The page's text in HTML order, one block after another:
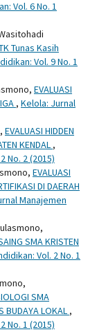
Vol. 6 No. 1
Tunas Kasih
Vol. 9 No. 1
EVALUASI
, Kelola: Jurnal
EVALUASI HIDDEN
KENDAL ,
No. 2 (2015)
EVALUASI
DI DAERAH
Manajemen
SMA KRISTEN
Vol. 2 No. 1
SMA
BUDAYA LOKAL ,
No. 1 (2015)